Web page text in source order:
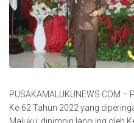
PUSAKAMALUKUNEWS.COM
Ke-62 Tahun 2022 yang
Maluku, dipimpin langung oleh